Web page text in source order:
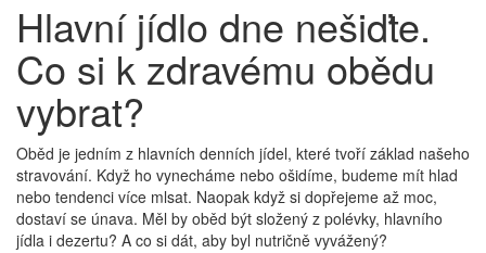
Hlavní jídlo dne nešiďte.
Co si k zdravému obědu
vybrat?
Oběd je jedním z hlavních denních jídel, které tvoří základ našeho
stravování. Když ho vynecháme nebo ošidíme, budeme mít hlad
nebo tendenci více mlsat. Naopak když si dopřejeme až moc,
dostaví se únava. Měl by oběd být složený z polévky, hlavního
jídla i dezertu? A co si dát, aby byl nutričně vyvážený?